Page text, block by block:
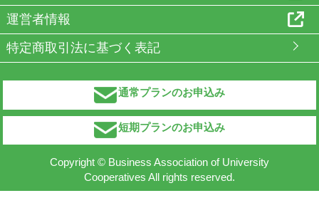
運営者情報
特定商取引法に基づく表記
通常プランのお申込み
短期プランのお申込み
Copyright © Business Association of University
Cooperatives All rights reserved.